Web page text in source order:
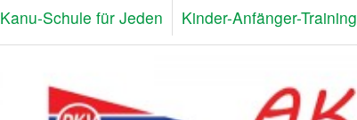
Kanu-Schule für Jeden Kinder-Anfänger-Training